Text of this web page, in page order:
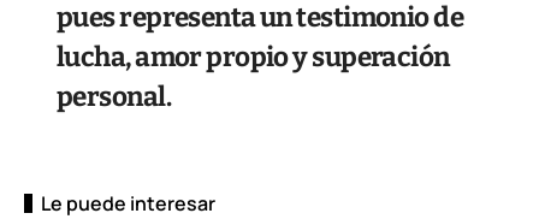
pues representa un testimonio de
lucha, amor propio y superación
personal.
Le puede interesar